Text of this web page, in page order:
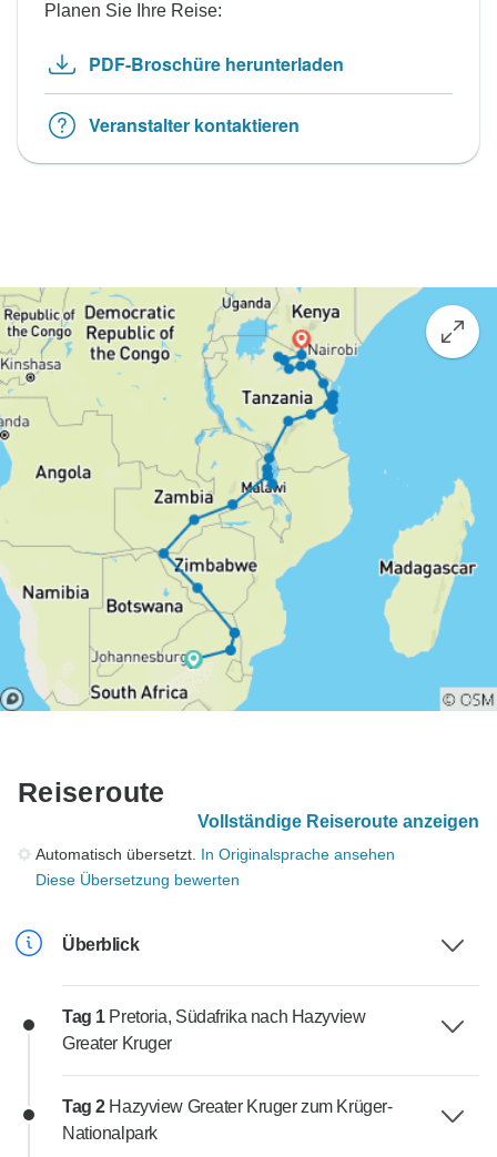
Planen Sie Ihre Reise:
PDF-Broschüre herunterladen
Veranstalter kontaktieren
Reiseroute
Vollständige Reiseroute anzeigen
Automatisch übersetzt. In Originalsprache ansehen
Diese Übersetzung bewerten
Überblick
Tag 1 Pretoria, Südafrika nach Hazyview
Greater Kruger
Tag 2 Hazyview Greater Kruger zum Krüger-
Nationalpark